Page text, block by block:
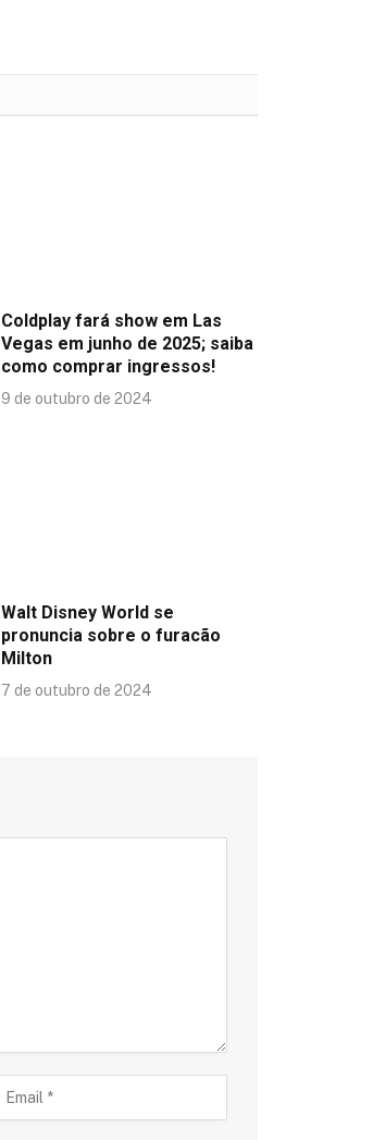
Coldplay fará show em Las
Vegas em junho de 2025; saiba
como comprar ingressos!
9 de outubro de 2024
Walt Disney World se
pronuncia sobre o furacão
Milton
7 de outubro de 2024